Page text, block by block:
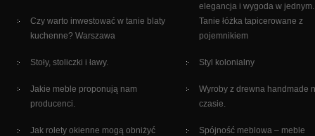
Czy warto inwestować w tanie blaty
kuchenne? Warszawa
Stoły, stoliczki i ławy.
Jakie meble proponują nam
producenci.
Jak rolety okienne mogą obniżyć
elegancja i wygoda w jednym.
Tanie łóżka tapicerowane z
pojemnikiem
Styl kolonialny
Wyroby z drewna handmade
czasie.
Spójność meblowa – meble